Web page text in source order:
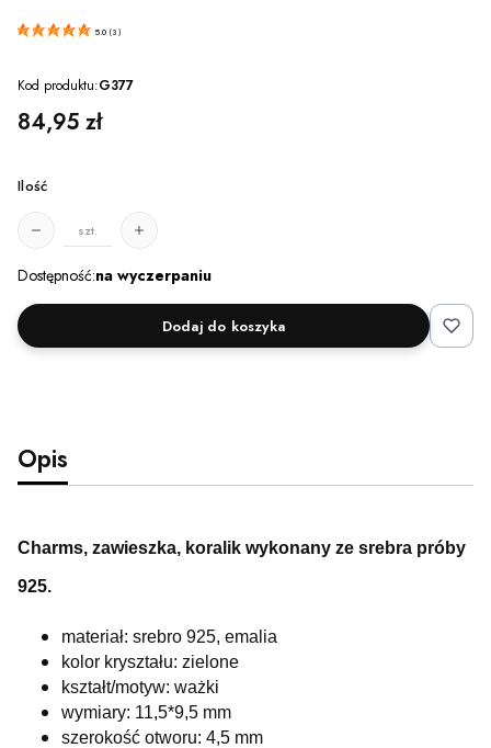
5.0 (3 )
Kod produktu:G377
Cena
84,95 zł
Ilość
szt.
Dostępność:na wyczerpaniu
Dodaj do koszyka
Opis
Charms, zawieszka, koralik wykonany ze srebra próby
925.
materiał: srebro 925, emalia
kolor kryształu: zielone
kształt/motyw: ważki
wymiary: 11,5*9,5 mm
szerokość otworu: 4,5 mm